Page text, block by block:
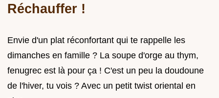
Réchauffer !
Envie d'un plat réconfortant qui te rappelle les
dimanches en famille ? La soupe d'orge au thym,
fenugrec est là pour ça ! C'est un peu la doudoune
de l'hiver, tu vois ? Avec un petit twist oriental en